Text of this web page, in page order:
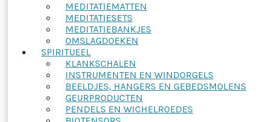
MEDITATIEMATTEN
MEDITATIESETS
MEDITATIEBANKJES
OMSLAGDOEKEN
SPIRITUEEL
KLANKSCHALEN
INSTRUMENTEN EN WINDORGELS
BEELDJES, HANGERS EN GEBEDSMOLENS
GEURPRODUCTEN
PENDELS EN WICHELROEDES